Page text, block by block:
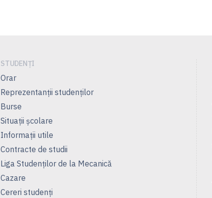
STUDENȚI
Orar
Reprezentanţii studenţilor
Burse
Situații școlare
Informații utile
Contracte de studii
Liga Studenţilor de la Mecanică
Cazare
Cereri studenți